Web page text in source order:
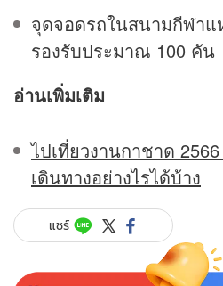
จุดจอดรถในสนามกีฬาแ
รองรับประมาณ 100 คัน
อ่านเพิ่มเติม
ไปเที่ยวงานกาชาด
เดินทางอย่างไรได้บ้าง
แชร์